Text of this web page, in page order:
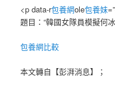
<p data-r包養網ole包養妹
題目：“韓國女隊員模擬何
包養網比較
本文轉自【彭湃消息】；